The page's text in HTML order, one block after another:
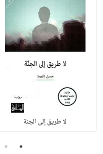
لا طريق إلى الجنة
1
2